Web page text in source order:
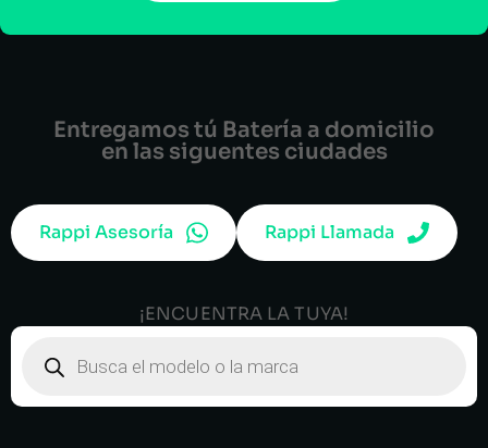
Entregamos tú Batería a domicilio
en las siguentes ciudades
Rappi Asesoría Rappi Llamada
¡ENCUENTRA LA TUYA!